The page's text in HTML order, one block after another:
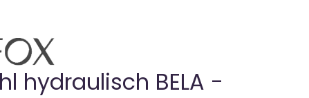
hydraulisch BELA -